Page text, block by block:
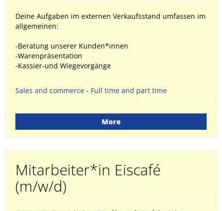
Deine Aufgaben im externen Verkaufsstand umfassen im
allgemeinen:
-Beratung unserer Kunden*innen
-Warenpräsentation
-Kassier-und Wiegevorgänge
Sales and commerce - Full time and part time
More
Mitarbeiter*in Eiscafé
(m/w/d)